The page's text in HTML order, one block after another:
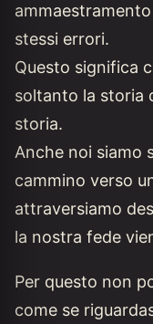
stessi errori.
Questo significa
soltanto la storia
storia.
Anche noi siamo
cammino verso
attraversiamo
la nostra fede
Per questo non
come se